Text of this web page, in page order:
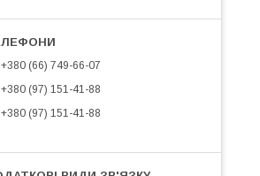
+380 (66) 749-66-07
+380 (97) 151-41-88
+380 (97) 151-41-88